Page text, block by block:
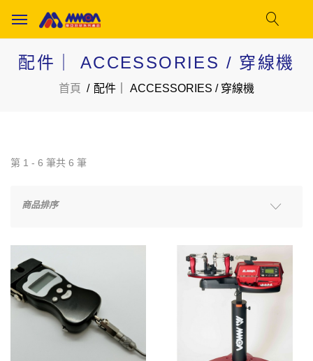
配件｜ ACCESSORIES / 穿線機
首頁 配件｜ ACCESSORIES / 穿線機
第 1 - 6 筆共 6 筆
商品排序